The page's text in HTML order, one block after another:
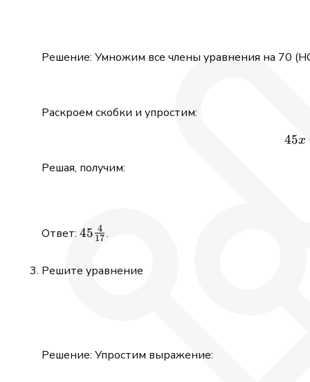
Решение: Умножим все члены уравнения на 70
Раскроем скобки и упростим:
45x
Решая, получим:
Ответ:45\frac{4}
45 17
4 .
Решите уравнение
Решение: Упростим выражение: